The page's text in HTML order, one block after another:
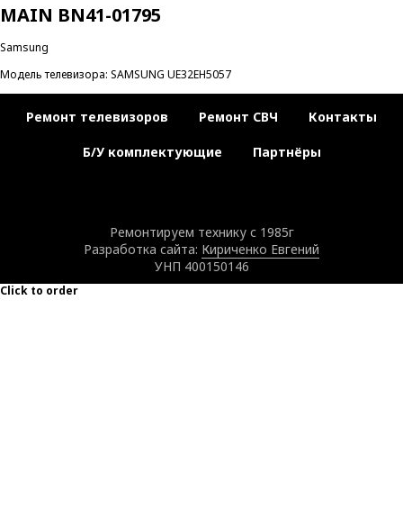
MAIN BN41-01795
Samsung
Модель телевизора: SAMSUNG UE32EH5057
Ремонт телевизоров Ремонт СВЧ Контакты
Б/У комплектующие Партнёры
Ремонтируем технику с 1985г
Разработка сайта: Кириченко Евгений
УНП 400150146
Click to order